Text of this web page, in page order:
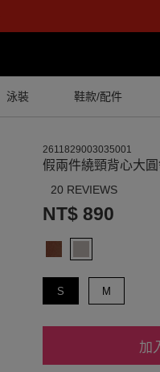
泳裝 鞋款/配件
2611829003035001
假兩件繞頸背心大
20 REVIEWS
NT$ 890
S M
加